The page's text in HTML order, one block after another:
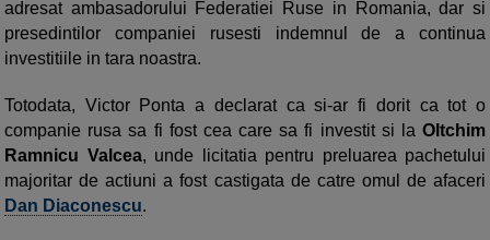
adresat ambasadorului Federatiei Ruse in Romania, dar si
presedintilor companiei rusesti indemnul de a continua
investitiile in tara noastra.
Totodata, Victor Ponta a declarat ca si-ar fi dorit ca tot o
companie rusa sa fi fost cea care sa fi investit si la Oltchim
Ramnicu Valcea, unde licitatia pentru preluarea pachetului
majoritar de actiuni a fost castigata de catre omul de afaceri
Dan Diaconescu.